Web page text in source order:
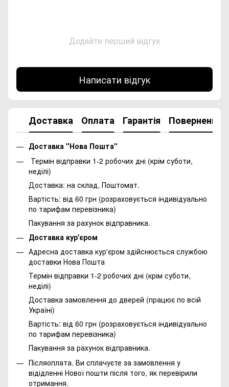
Додайте перший відгук
Написати відгук
Доставка Оплата Гарантія Повернення
Доставка "Нова Пошта"
Термін відправки 1-2 робочих дні (крім суботи,
неділі)
Доставка: на склад, Поштомат.
Вартість: від 60 грн (розраховується індивідуально
по тарифам перевізника)
Пакування за рахунок відправника.
Доставка кур'єром
Адресна доставка кур'єром здійснюється службою
доставки Нова Пошта
Термін відправки 1-2 робочих дні (крім суботи,
неділі)
Доставка замовлення до дверей (працює по всій
Україні)
Вартість: від 60 грн (розраховується індивідуально
по тарифам перевізника)
Пакування за рахунок відправника.
Післяоплата. Ви сплачуєте за замовлення у
відідленні Нової пошти після того, як перевірили
отримання.